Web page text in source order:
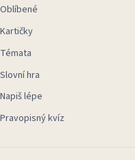
Oblíbené
Kartičky
Témata
Slovní hra
Napiš lépe
Pravopisný kvíz